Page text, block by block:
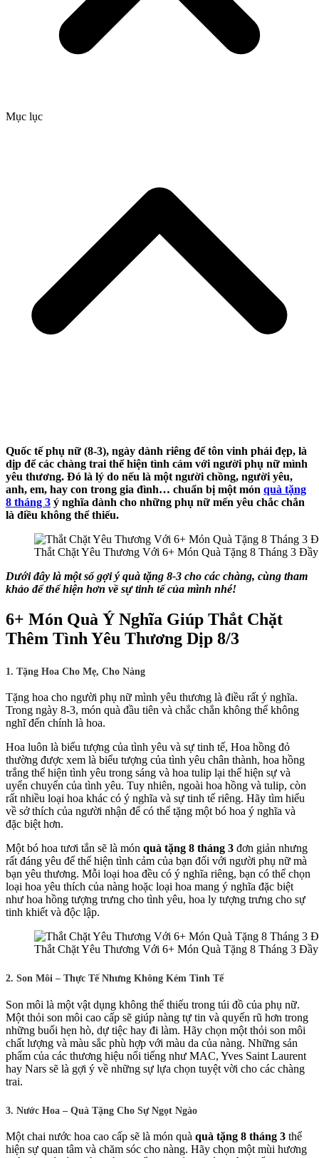
Mục lục
Quốc tế phụ nữ (8-3), ngày dành riêng để tôn vinh phái đẹp, là
dịp để các chàng trai thể hiện tình cảm với người phụ nữ mình
yêu thương. Đó là lý do nếu là một người chồng, người yêu,
anh, em, hay con trong gia đình… chuẩn bị một món quà tặng
8 tháng 3 ý nghĩa dành cho những phụ nữ mến yêu chắc chắn
là điều không thể thiếu.
Thắt Chặt Yêu Thương Với 6+ Món Quà Tặng 8 Tháng 3
Dưới đây là một số gợi ý quà tặng 8-3 cho các chàng, cùng tham
khảo để thể hiện hơn về sự tinh tế của mình nhé!
6+ Món Quà Ý Nghĩa Giúp Thắt Chặt
Thêm Tình Yêu Thương Dịp 8/3
1. Tặng Hoa Cho Mẹ, Cho Nàng
Tặng hoa cho người phụ nữ mình yêu thương là điều rất ý nghĩa.
Trong ngày 8-3, món quà đầu tiên và chắc chắn không thể không
nghĩ đến chính là hoa.
Hoa luôn là biểu tượng của tình yêu và sự tinh tế, Hoa hồng đỏ
thường được xem là biểu tượng của tình yêu chân thành, hoa hồng
trắng thể hiện tình yêu trong sáng và hoa tulip lại thể hiện sự và
uyển chuyển của tình yêu. Tuy nhiên, ngoài hoa hồng và tulip, còn
rất nhiều loại hoa khác có ý nghĩa và sự tinh tế riêng. Hãy tìm hiểu
về sở thích của người nhận để có thể tặng một bó hoa ý nghĩa và
đặc biệt hơn.
Một bó hoa tươi tắn sẽ là món quà tặng 8 tháng 3 đơn giản nhưng
rất đáng yêu để thể hiện tình cảm của bạn đối với người phụ nữ mà
bạn yêu thương. Mỗi loại hoa đều có ý nghĩa riêng, bạn có thể chọn
loại hoa yêu thích của nàng hoặc loại hoa mang ý nghĩa đặc biệt
như hoa hồng tượng trưng cho tình yêu, hoa ly tượng trưng cho sự
tinh khiết và độc lập.
Thắt Chặt Yêu Thương Với 6+ Món Quà Tặng 8 Tháng 3
2. Son Môi – Thực Tế Nhưng Không Kém Tinh Tế
Son môi là một vật dụng không thể thiếu trong túi đồ của phụ nữ.
Một thỏi son môi cao cấp sẽ giúp nàng tự tin và quyến rũ hơn trong
những buổi hẹn hò, dự tiệc hay đi làm. Hãy chọn một thỏi son môi
chất lượng và màu sắc phù hợp với màu da của nàng. Những sản
phẩm của các thương hiệu nổi tiếng như MAC, Yves Saint Laurent
hay Nars sẽ là gợi ý về những sự lựa chọn tuyệt vời cho các chàng
trai.
3. Nước Hoa – Quà Tặng Cho Sự Ngọt Ngào
Một chai nước hoa cao cấp sẽ là món quà quà tặng 8 tháng 3 thể
hiện sự quan tâm và chăm sóc cho nàng. Hãy chọn một mùi hương